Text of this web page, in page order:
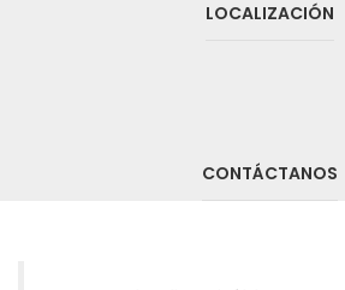
LOCALIZACIÓN
CONTÁCTANOS